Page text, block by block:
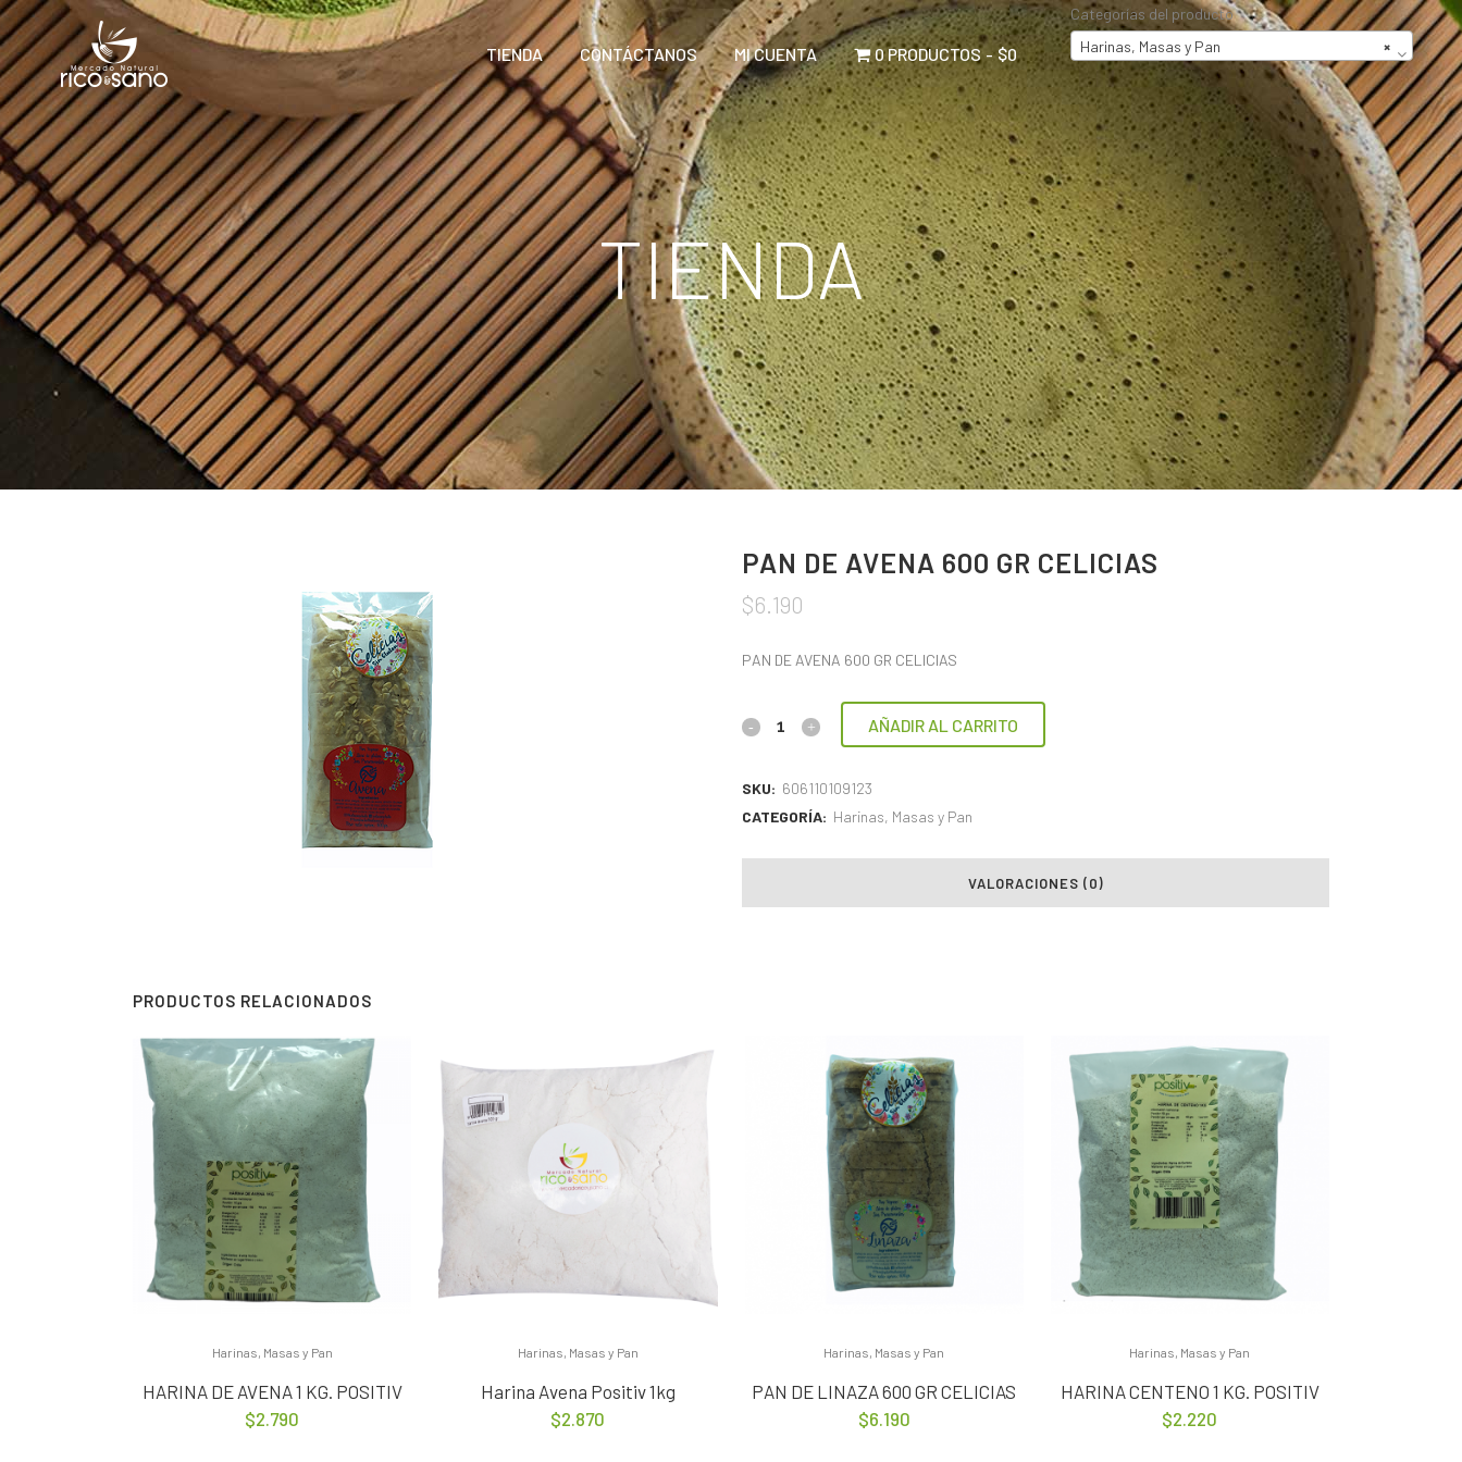
Categorías del producto
×
Harinas, Masas y Pan
TIENDA CONTÁCTANOS MI CUENTA 0 PRODUCTOS $0
TIENDA
PAN DE AVENA 600 GR CELICIAS
$6.190
PAN DE AVENA 600 GR CELICIAS
AÑADIR AL CARRITO
SKU: 606110109123
CATEGORÍA: Harinas, Masas y Pan
VALORACIONES (0)
PRODUCTOS RELACIONADOS
Harinas, Masas y Pan
HARINA DE AVENA 1 KG. POSITIV
$2.790
Harinas, Masas y Pan
Harina Avena Positiv 1kg
$2.870
Harinas, Masas y Pan
PAN DE LINAZA 600 GR CELICIAS
$6.190
Harinas, Masas y Pan
HARINA CENTENO 1 KG. POSITIV
$2.220